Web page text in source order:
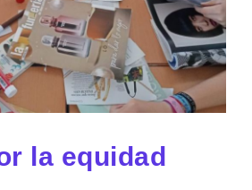
la equidad